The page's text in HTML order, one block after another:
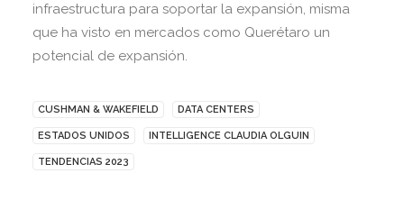
infraestructura para soportar la expansión, misma
que ha visto en mercados como Querétaro un
potencial de expansión.
CUSHMAN & WAKEFIELD DATA CENTERS
ESTADOS UNIDOS INTELLIGENCE CLAUDIA OLGUIN
TENDENCIAS 2023